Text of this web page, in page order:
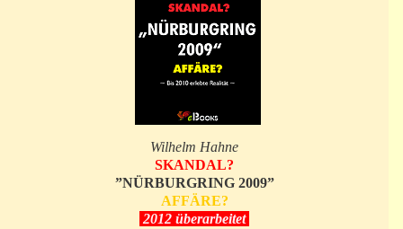
Wilhelm Hahne
SKANDAL?
”NÜRBURGRING 2009”
AFFÄRE?
2012 überarbeitet